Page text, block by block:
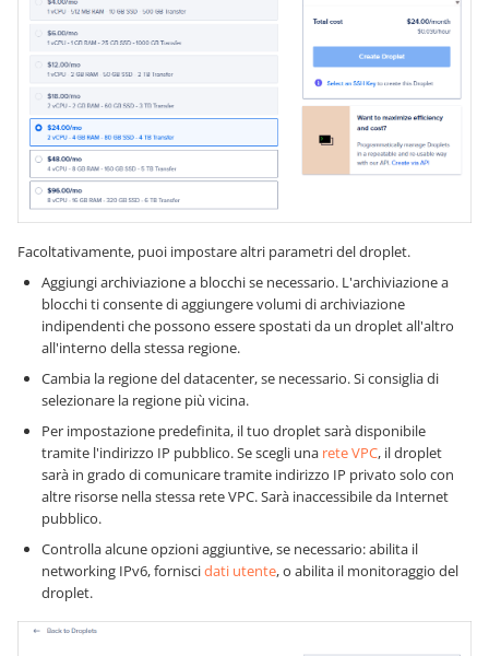
Facoltativamente, puoi impostare altri parametri del droplet.
Aggiungi archiviazione a blocchi se necessario. L'archiviazione a
blocchi ti consente di aggiungere volumi di archiviazione
indipendenti che possono essere spostati da un droplet all'altro
all'interno della stessa regione.
Cambia la regione del datacenter, se necessario. Si consiglia di
selezionare la regione più vicina.
Per impostazione predefinita, il tuo droplet sarà disponibile
tramite l'indirizzo IP pubblico. Se scegli una rete VPC, il droplet
sarà in grado di comunicare tramite indirizzo IP privato solo con
altre risorse nella stessa rete VPC. Sarà inaccessibile da Internet
pubblico.
Controlla alcune opzioni aggiuntive, se necessario: abilita il
networking IPv6, forniscidati utente, o abilita il monitoraggio del
droplet.